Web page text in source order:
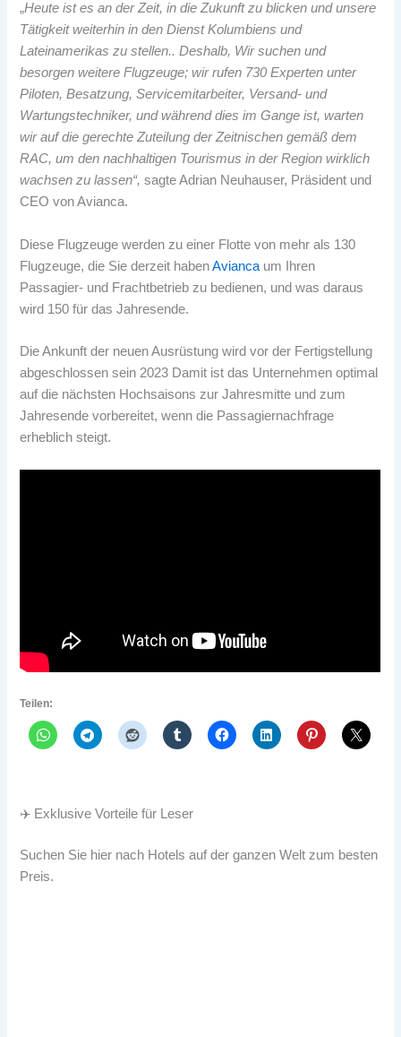
„Heute ist es an der Zeit, in die Zukunft zu blicken und unsere
Tätigkeit weiterhin in den Dienst Kolumbiens und
Lateinamerikas zu stellen.. Deshalb, Wir suchen und
besorgen weitere Flugzeuge; wir rufen 730 Experten unter
Piloten, Besatzung, Servicemitarbeiter, Versand- und
Wartungstechniker, und während dies im Gange ist, warten
wir auf die gerechte Zuteilung der Zeitnischen gemäß dem
RAC, um den nachhaltigen Tourismus in der Region wirklich
wachsen zu lassen“,sagte Adrian Neuhauser, Präsident und
CEO von Avianca.
Diese Flugzeuge werden zu einer Flotte von mehr als 130
Flugzeuge, die Sie derzeit habenAvianca um Ihren
Passagier- und Frachtbetrieb zu bedienen, und was daraus
wird 150 für das Jahresende.
Die Ankunft der neuen Ausrüstung wird vor der Fertigstellung
abgeschlossen sein 2023 Damit ist das Unternehmen optimal
auf die nächsten Hochsaisons zur Jahresmitte und zum
Jahresende vorbereitet, wenn die Passagiernachfrage
erheblich steigt.
Teilen:
✈️ Exklusive Vorteile für Leser
Suchen Sie hier nach Hotels auf der ganzen Welt zum besten
Preis.